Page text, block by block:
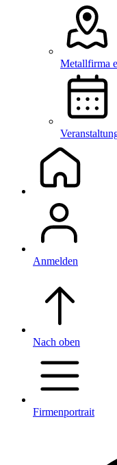
Metallfirma
Anmelden
Nach oben
Firmenportrait